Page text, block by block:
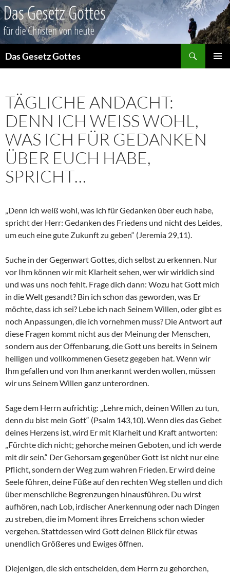
Das Gesetz Gottes
TÄGLICHE ANDACHT:
DENN ICH WEISS WOHL, W
AS ICH FÜR GEDANKEN Ü
BER EUCH HABE, S
PRICHT…
„Denn ich weiß wohl, was ich für Gedanken über euch habe,
spricht der Herr: Gedanken des Friedens und nicht des Leides,
um euch eine gute Zukunft zu geben“ (Jeremia 29,11).
Suche in der Gegenwart Gottes, dich selbst zu erkennen. Nur
vor Ihm können wir mit Klarheit sehen, wer wir wirklich sind
und was uns noch fehlt. Frage dich dann: Wozu hat Gott mich
in die Welt gesandt? Bin ich schon das geworden, was Er
möchte, dass ich sei? Lebe ich nach Seinem Willen, oder gibt es
noch Anpassungen, die ich vornehmen muss? Die Antwort auf
diese Fragen kommt nicht aus der Meinung der Menschen,
sondern aus der Offenbarung, die Gott uns bereits in Seinem
heiligen und vollkommenen Gesetz gegeben hat. Wenn wir
Ihm gefallen und von Ihm anerkannt werden wollen, müssen
wir uns Seinem Willen ganz unterordnen.
Sage dem Herrn aufrichtig: „Lehre mich, deinen Willen zu tun,
denn du bist mein Gott“ (Psalm 143,10). Wenn dies das Gebet
deines Herzens ist, wird Er mit Klarheit und Kraft antworten:
„Fürchte dich nicht; gehorche meinen Geboten, und ich werde
mit dir sein.“ Der Gehorsam gegenüber Gott ist nicht nur eine
Pflicht, sondern der Weg zum wahren Frieden. Er wird deine
Seele führen, deine Füße auf den rechten Weg stellen und dich
über menschliche Begrenzungen hinausführen. Du wirst
aufhören, nach Lob, irdischer Anerkennung oder nach Dingen
zu streben, die im Moment ihres Erreichens schon wieder
vergehen. Stattdessen wird Gott deinen Blick für etwas
unendlich Größeres und Ewiges öffnen.
Diejenigen, die sich entscheiden, dem Herrn zu gehorchen,